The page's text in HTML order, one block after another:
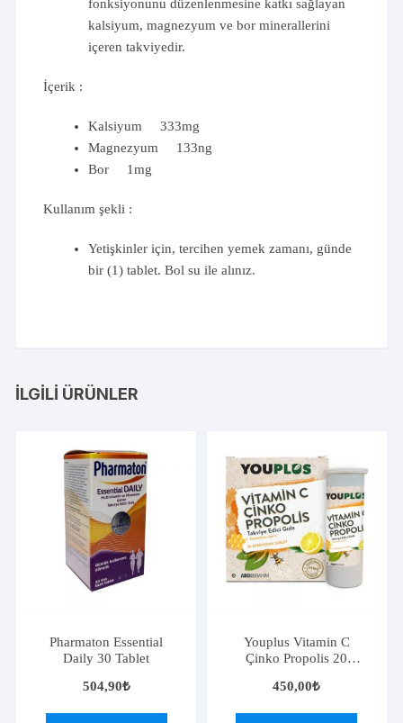
fonksiyonunu düzenlenmesine katkı sağlayan
kalsiyum, magnezyum ve bor minerallerini
içeren takviyedir.
İçerik :
Kalsiyum 333mg
Magnezyum 133ng
Bor 1mg
Kullanım şekli :
Yetişkinler için, tercihen yemek zamanı, günde
bir (1) tablet. Bol su ile alınız.
İLGILI ÜRÜNLER
Pharmaton Essential
Daily 30 Tablet
504,90₺
Youplus Vitamin C
Çinko Propolis 20
450,00₺